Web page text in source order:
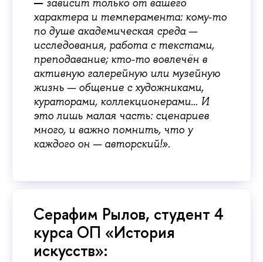
зависит только от вашего
характера и темперамента: кому-то
по душе академическая среда —
исследования, работа с текстами,
преподавание; кто-то вовлечён в
активную галерейную или музейную
жизнь — общение с художниками,
кураторами, коллекционерами… И
это лишь малая часть: сценариев
много, и важно помнить, что у
каждого он — авторский!».
Серафим Рылов, студент 4
курса ОП «История
искусств»: